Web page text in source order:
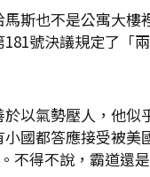
斯也不是公寓大
號決議規定了「
以氣勢壓人，他
國都答應接受被
不得不說，霸道還